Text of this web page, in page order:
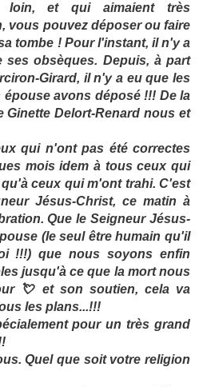
et qui aimaient très
vous pouvez déposer ou faire
tombe ! Pour l'instant, il n'y a
obsèques. Depuis, à part
Girard, il n'y a eu que les
avons déposé !!! De la
Ginette Delort-Renard nous et
qui n'ont pas été correctes
mois idem à tous ceux qui
ceux qui m'ont trahi. C'est
Jésus-Christ, ce matin à
Que le Seigneur Jésus-
(le seul être humain qu'il
!!!) que nous soyons enfin
jusqu'à ce que la mort nous
💘 et son soutien, cela va
les plans...!!!
pour un très grand
Quel que soit votre religion